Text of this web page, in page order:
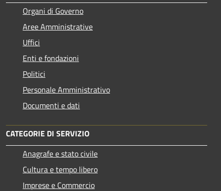
Organi di Governo
Aree Amministrative
Uffici
Enti e fondazioni
Politici
Personale Amministrativo
Documenti e dati
CATEGORIE DI SERVIZIO
Anagrafe e stato civile
Cultura e tempo libero
Imprese e Commercio